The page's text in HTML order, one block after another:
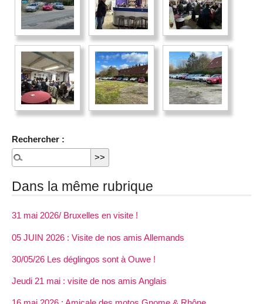
Rechercher :
Dans la même rubrique
31 mai 2026/ Bruxelles en visite !
05 JUIN 2026 : Visite de nos amis Allemands
30/05/26 Les déglingos sont à Ouwe !
Jeudi 21 mai : visite de nos amis Anglais